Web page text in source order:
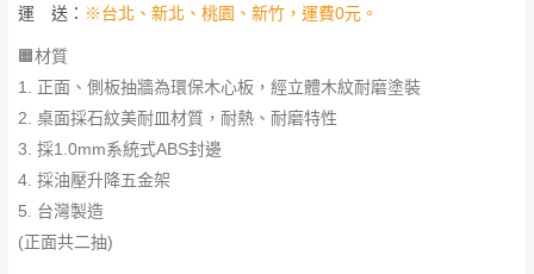
運 送： ※台北、新北、桃園、新竹，運費0元。
🟧材質
1. 正面、側板抽牆為環保木心板，經立體木紋耐磨塗裝
2. 桌面採石紋美耐皿材質，耐熱、耐磨特性
3. 採1.0mm系統式ABS封邊
4. 採油壓升降五金架
5. 台灣製造
(正面共二抽)